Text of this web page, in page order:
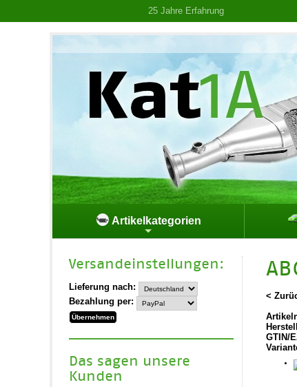
25 Jahre Erfahrung
Artikelkategorien
<
GTIN/
Versand­einstellungen:
Lieferung nach:
Bezahlung per:
Das sagen unsere
Kunden